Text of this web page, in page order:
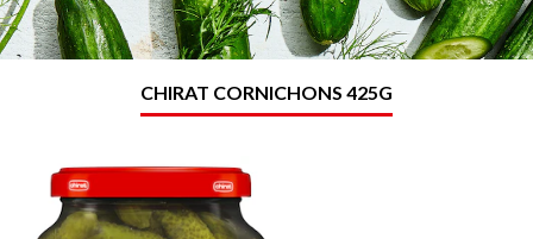
CHIRAT CORNICHONS 425G